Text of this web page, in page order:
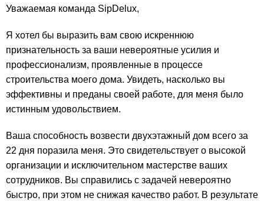
Уважаемая команда SipDelux,
Я хотел бы выразить вам свою искреннюю
признательность за ваши невероятные усилия и
профессионализм, проявленные в процессе
строительства моего дома. Увидеть, насколько вы
эффективны и преданы своей работе, для меня было
истинным удовольствием.
Ваша способность возвести двухэтажный дом всего за
22 дня поразила меня. Это свидетельствует о высокой
организации и исключительном мастерстве ваших
сотрудников. Вы справились с задачей невероятно
быстро, при этом не снижая качество работ. В результате